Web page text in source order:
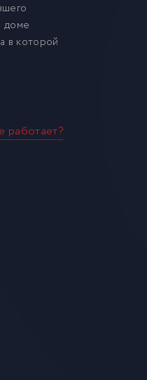
доме
в которой
работает?